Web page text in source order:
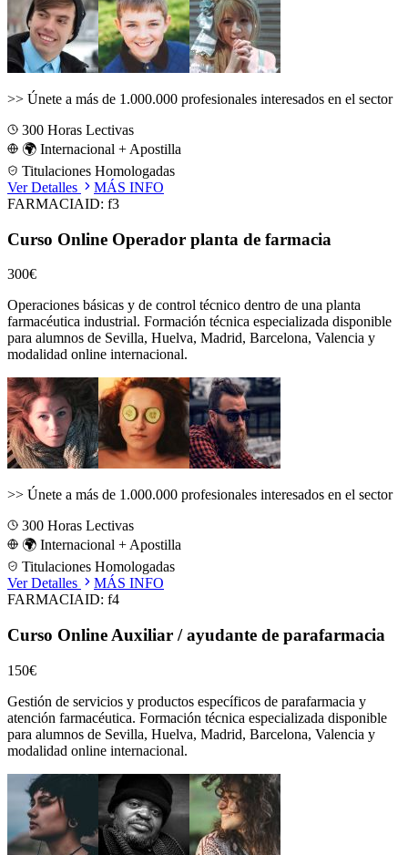
>> Únete a más de 1.000.000 profesionales interesados en el sector
300 Horas Lectivas
🌍 Internacional + Apostilla
Titulaciones Homologadas
Ver Detalles
MÁS INFO
FARMACIAID: f3
Curso Online Operador planta de farmacia
300€
Operaciones básicas y de control técnico dentro de una planta
farmacéutica industrial. Formación técnica especializada disponible
para alumnos de Sevilla, Huelva, Madrid, Barcelona, Valencia y
modalidad online internacional.
>> Únete a más de 1.000.000 profesionales interesados en el sector
300 Horas Lectivas
🌍 Internacional + Apostilla
Titulaciones Homologadas
Ver Detalles
MÁS INFO
FARMACIAID: f4
Curso Online Auxiliar / ayudante de parafarmacia
150€
Gestión de servicios y productos específicos de parafarmacia y
atención farmacéutica. Formación técnica especializada disponible
para alumnos de Sevilla, Huelva, Madrid, Barcelona, Valencia y
modalidad online internacional.